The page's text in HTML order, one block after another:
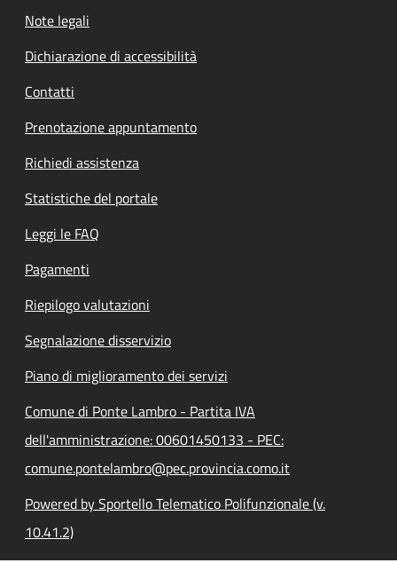
Note legali
Dichiarazione di accessibilità
Contatti
Prenotazione appuntamento
Richiedi assistenza
Statistiche del portale
Leggi le FAQ
Pagamenti
Riepilogo valutazioni
Segnalazione disservizio
Piano di miglioramento dei servizi
Comune di Ponte Lambro - Partita IVA
dell'amministrazione: 00601450133 - PEC:
comune.pontelambro@pec.provincia.como.it
Powered by Sportello Telematico Polifunzionale (v.
10.41.2)